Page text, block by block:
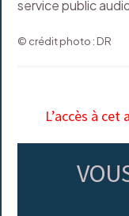
service public
© crédit photo : DR
L’accès à